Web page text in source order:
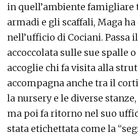
in quell’ambiente famigliare
armadi e gli scaffali, Maga
nell’ufficio di Cociani. Passa
accoccolata sulle sue spalle
accoglie chi fa visita alla
accompagna anche tra il
la nursery e le diverse
ma poi fa ritorno nel suo
stata etichettata come la